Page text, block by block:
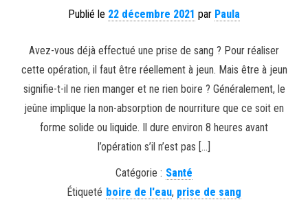
Publié le 22 décembre 2021 par Paula
Avez-vous déjà effectué une prise de sang ? Pour réaliser
cette opération, il faut être réellement à jeun. Mais être à jeun
signifie-t-il ne rien manger et ne rien boire ? Généralement, le
jeûne implique la non-absorption de nourriture que ce soit en
forme solide ou liquide. Il dure environ 8 heures avant
l’opération s’il n’est pas […]
Catégorie : Santé
Étiqueté boire de l'eau, prise de sang